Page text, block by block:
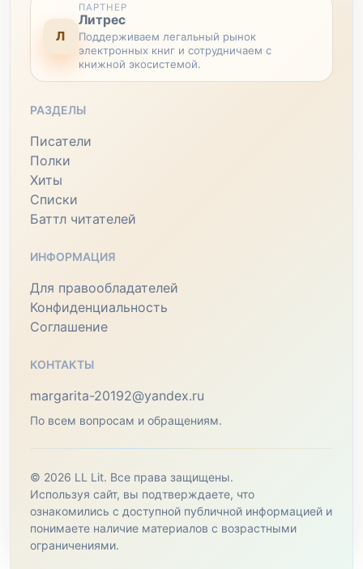
Л
ПАРТНЕР
Литрес
Поддерживаем легальный рынок
электронных книг и сотрудничаем с
книжной экосистемой.
РАЗДЕЛЫ
Писатели
Полки
Хиты
Списки
Баттл читателей
ИНФОРМАЦИЯ
Для правообладателей
Конфиденциальность
Соглашение
КОНТАКТЫ
margarita-20192@yandex.ru
По всем вопросам и обращениям.
© 2026 LL Lit. Все права защищены.
Используя сайт, вы подтверждаете, что
ознакомились с доступной публичной информацией и
понимаете наличие материалов с возрастными
ограничениями.